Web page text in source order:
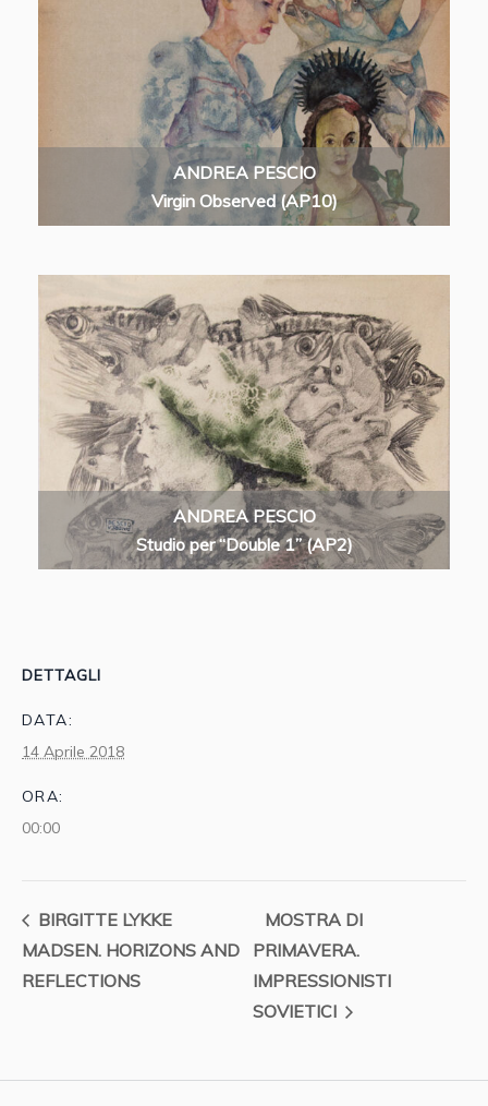
ANDREA PESCIO
Virgin Observed (AP10)
ANDREA PESCIO
Studio per “Double 1” (AP2)
DETTAGLI
DATA:
14 Aprile 2018
ORA:
00:00
BIRGITTE LYKKE
MADSEN. HORIZONS AND
REFLECTIONS
MOSTRA DI
PRIMAVERA.
IMPRESSIONISTI
SOVIETICI